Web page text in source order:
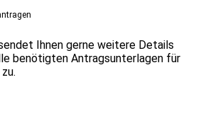
Ihnen gerne weitere Details
benötigten Antragsunterlagen für